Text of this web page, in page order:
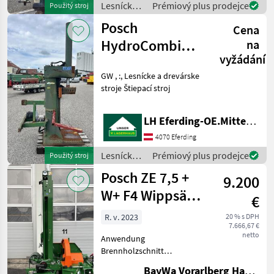
Použitý stroj
Lesnícke a
drevárske
stroje /
Posch
Prémiový plus prodejce
Použitý stroj
Posch
HydroCombi
Cena
na
vyžádání
GW , :, Lesnícke a drevárske
stroje Štiepací stroj
LH Eferding-OE.Mitte, Eferding
4070 Eferding
Lesnícke a
drevárske
stroje /
Posch
Prémiový plus prodejce
Posch ZE 7,5 +
W+ F4 Wippsäge
mit Förderband
9.200
€
20 % s DPH
7.666,67 €
netto
R. v. 2023
Anwendung
Brennholzschnitt
BayWa Vorarlberg HandelsGmbH BayWa Technik